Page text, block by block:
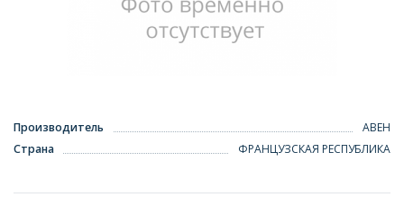
Производитель
АВЕН
Страна
ФРАНЦУЗСКАЯ РЕСПУБЛИКА